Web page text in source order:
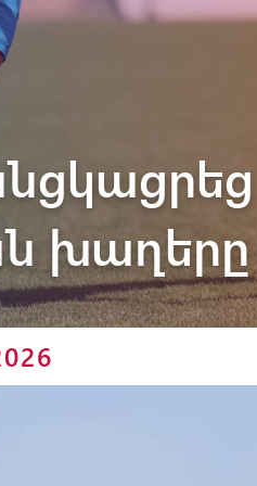
Փյունիկ 2012-2
խաղերը